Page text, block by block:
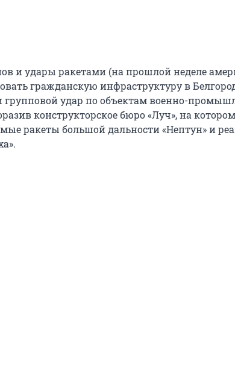
и удары ракетами (на прошлой неделе
гражданскую инфраструктуру в
групповой удар по объектам военно-
конструкторское бюро «Луч», на котором
ракеты большой дальности «Нептун» и